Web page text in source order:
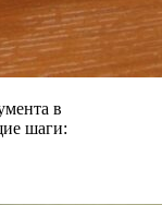
в
шаги: